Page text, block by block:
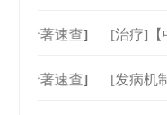
专著速查] [治疗]【
专著速查] [发病机